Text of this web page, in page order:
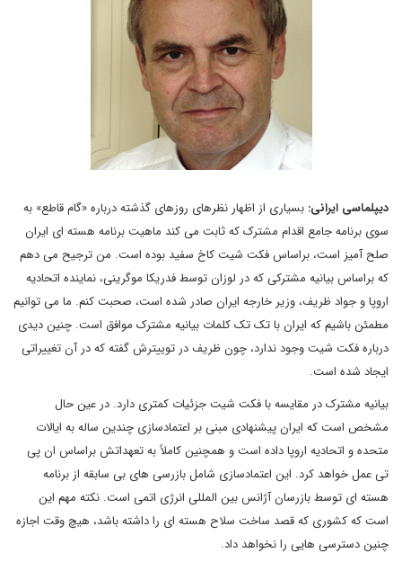
دیپلماسی ایرانی: بسیاری از اظهار نظرهای روزهای گذشته درباره «گام قاطع» به
سوی برنامه جامع اقدام مشترک که ثابت می کند ماهیت برنامه هسته ای ایران
صلح آمیز است، براساس فکت شیت کاخ سفید بوده است. من ترجیح می دهم
که براساس بیانیه مشترکی که در لوزان توسط فدریکا موگرینی، نماینده اتحادیه
اروپا و جواد ظریف، وزیر خارجه ایران صادر شده است، صحبت کنم. ما می توانیم
مطمئن باشیم که ایران با تک تک کلمات بیانیه مشترک موافق است. چنین دیدی
درباره فکت شیت وجود ندارد، چون ظریف در توییترش گفته که در آن تغییراتی
ایجاد شده است.
بیانیه مشترک در مقایسه با فکت شیت جزئیات کمتری دارد. در عین حال
مشخص است که ایران پیشنهادی مبنی بر اعتمادسازی چندین ساله به ایالات
متحده و اتحادیه اروپا داده است و همچنین کاملاً به تعهداتش براساس ان پی
تی عمل خواهد کرد. این اعتمادسازی شامل بازرسی های بی سابقه از برنامه
هسته ای توسط بازرسان آژانس بین المللی انرژی اتمی است. نکته مهم این
است که کشوری که قصد ساخت سلاح هسته ای را داشته باشد، هیچ وقت اجازه
چنین دسترسی هایی را نخواهد داد.